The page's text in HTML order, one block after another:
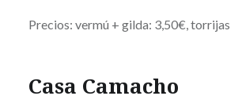
Precios: vermú + gilda: 3,50€, torrijas
Casa Camacho